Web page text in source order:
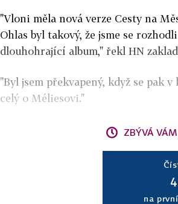
"Vloni měla nová verze Cesty na
Ohlas byl takový, že jsme se
dlouhohrající album," řekl HN
"Byl jsem překvapený, když se pak
celý o Méliesovi."
ZBÝVÁ
na